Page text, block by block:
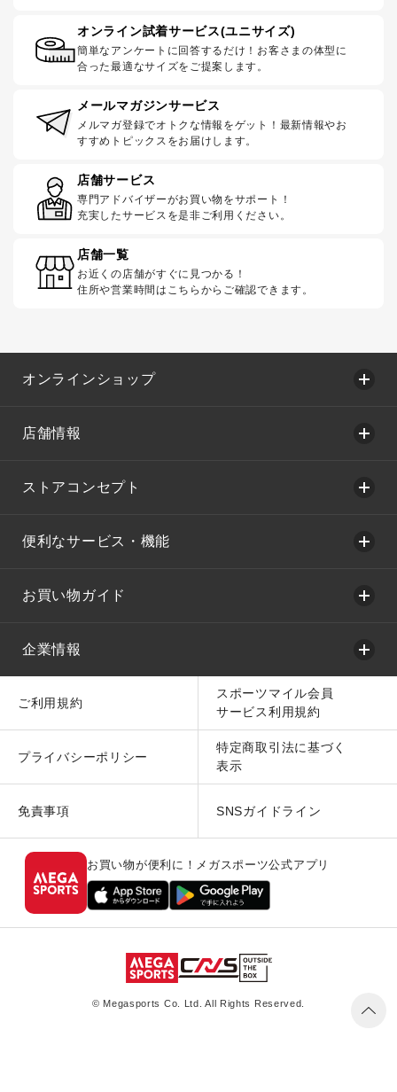
オンライン試着サービス(ユニサイズ)
簡単なアンケートに回答するだけ！お客さまの体型に
合った最適なサイズをご提案します。
メールマガジンサービス
メルマガ登録でオトクな情報をゲット！最新情報やお
すすめトピックスをお届けします。
店舗サービス
専門アドバイザーがお買い物をサポート！
充実したサービスを是非ご利用ください。
店舗一覧
お近くの店舗がすぐに見つかる！
住所や営業時間はこちらからご確認できます。
オンラインショップ
店舗情報
ストアコンセプト
便利なサービス・機能
お買い物ガイド
企業情報
ご利用規約
スポーツマイル会員
サービス利用規約
プライバシーポリシー
特定商取引法に基づく
表示
免責事項 SNSガイドライン
お買い物が便利に！メガスポーツ公式アプリ
© Megasports Co. Ltd. All Rights Reserved.